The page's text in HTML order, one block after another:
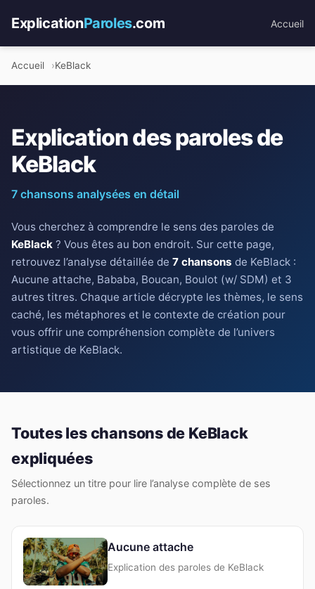
ExplicationParoles.com Accueil
Accueil KeBlack
Explication des paroles de
KeBlack
7 chansons analysées en détail
Vous cherchez à comprendre le sens des paroles de
KeBlack ? Vous êtes au bon endroit. Sur cette page,
retrouvez l’analyse détaillée de 7 chansons de KeBlack :
Aucune attache, Bababa, Boucan, Boulot (w/ SDM) et 3
autres titres. Chaque article décrypte les thèmes, le sens
caché, les métaphores et le contexte de création pour
vous offrir une compréhension complète de l’univers
artistique de KeBlack.
Toutes les chansons de KeBlack
expliquées
Sélectionnez un titre pour lire l’analyse complète de ses
paroles.
Aucune attache
Explication des paroles de KeBlack